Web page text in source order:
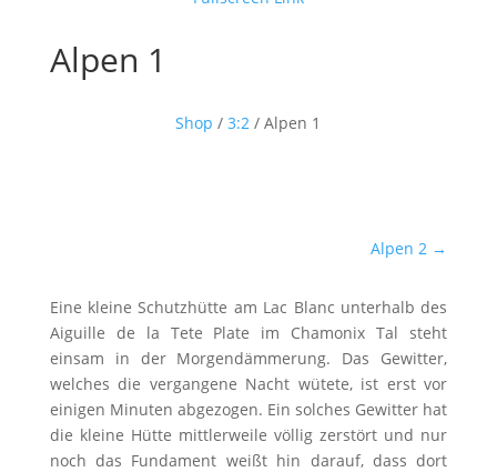
Alpen 1
Shop /3:2 / Alpen 1
Alpen 2 →
Eine kleine Schutzhütte am Lac Blanc unterhalb des
Aiguille de la Tete Plate im Chamonix Tal steht
einsam in der Morgendämmerung. Das Gewitter,
welches die vergangene Nacht wütete, ist erst vor
einigen Minuten abgezogen. Ein solches Gewitter hat
die kleine Hütte mittlerweile völlig zerstört und nur
noch das Fundament weißt hin darauf, dass dort